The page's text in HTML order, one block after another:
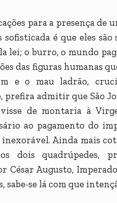
para a presença de
sofisticada é que eles
lei; o burro, o mundo
das figuras humanas
e o mau ladrão,
prefira admitir que São
de montaria à
ao pagamento do
Ainda mais
dois quadrúpedes,
César Augusto,
sabe-se lá com que